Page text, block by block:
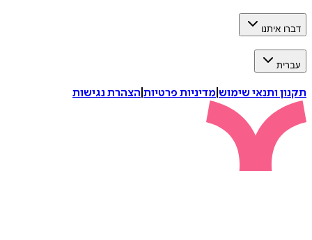
דברו איתנו
עברית
תקנון ותנאי שימוש מדיניות פרטיות הצהרת נגישות